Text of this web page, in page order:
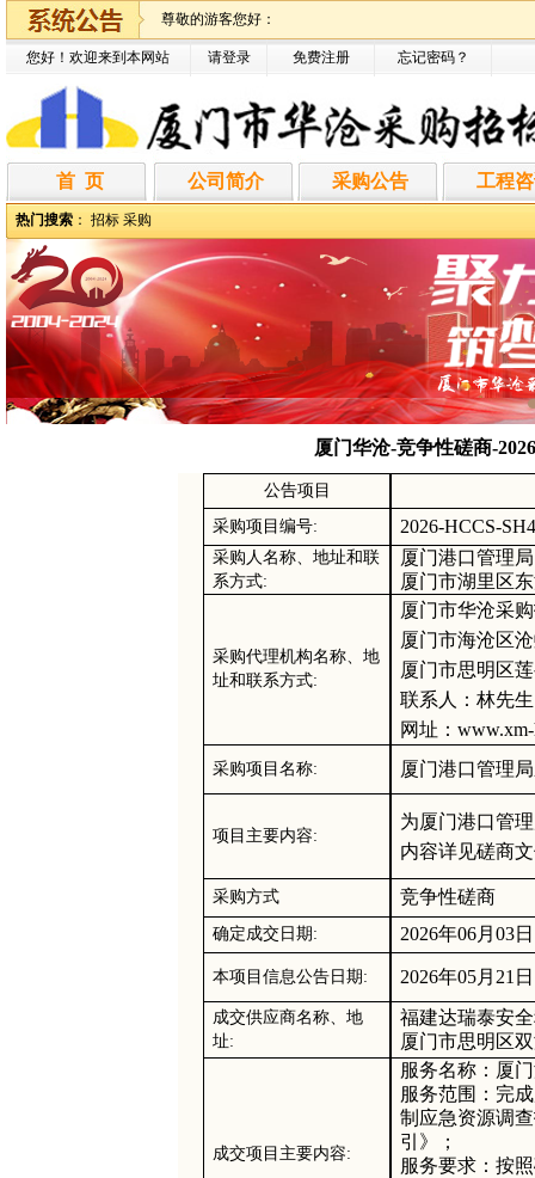
尊敬的游客您好：
您好！欢迎来到本网站 请登录 免费注册 忘记密码？
首 页 公司简介 采购公告 工程
热门搜索 ： 招标 采购
厦门华沧-竞争性磋商-
公告项目
采购项目编号: 2026-HCCS-
采购人名称、地址和联
系方式:
厦门港口管理局
厦门市湖里区
采购代理机构名称、地
址和联系方式:
厦门市华沧采
厦门市海沧区
厦门市思明区
联系人：林先生
网址：
采购项目名称: 厦门港口管理
项目主要内容:
为厦门港口管
内容详见磋商
采购方式 竞争性磋商
确定成交日期 : 2026年06月 03日
本项目信息公告日期 : 2026年05月 21 日
成交供应商名称、地
址:
福建达瑞泰安
厦门市思明区
成交项目主要内容:
服务名称：厦
服务范围：完
制应急资源调
引》；
服务要求：按